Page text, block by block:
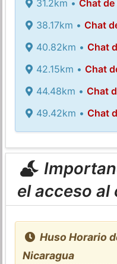
31.2km • Chat de
38.17km • Chat
40.82km • Chat
42.15km • Chat
44.48km • Chat
49.42km • Chat
el acceso al
Huso Horario
Nicaragua